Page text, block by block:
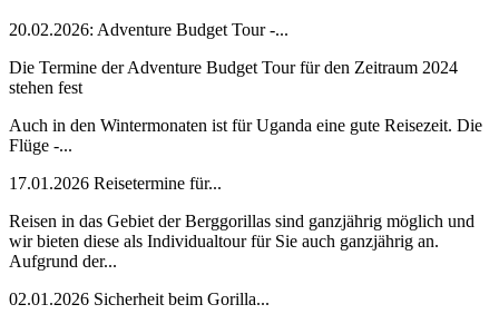
20.02.2026: Adventure Budget Tour -...
Die Termine der Adventure Budget Tour für den Zeitraum 2024
stehen fest
Auch in den Wintermonaten ist für Uganda eine gute Reisezeit. Die
Flüge -...
17.01.2026 Reisetermine für...
Reisen in das Gebiet der Berggorillas sind ganzjährig möglich und
wir bieten diese als Individualtour für Sie auch ganzjährig an.
Aufgrund der...
02.01.2026 Sicherheit beim Gorilla...